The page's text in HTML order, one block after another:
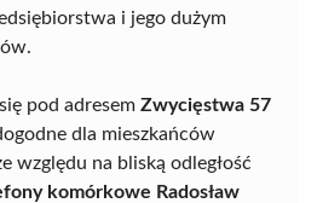
i jego dużym
pod adresem Zwycięstwa 57
dla mieszkańców
względu na bliską odległość
komórkowe Radosław